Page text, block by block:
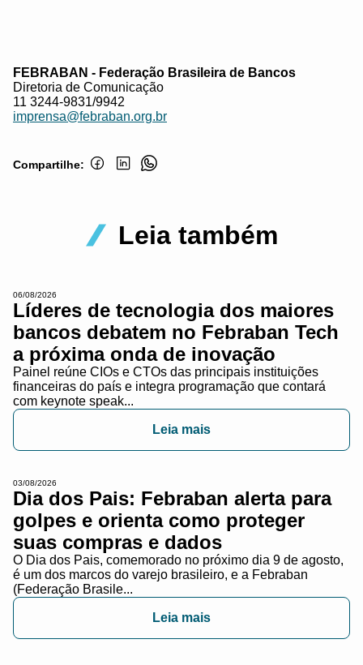
FEBRABAN - Federação Brasileira de Bancos
Diretoria de Comunicação
11 3244-9831/9942
imprensa@febraban.org.br
Compartilhe:
Leia também
06/08/2026
Líderes de tecnologia dos maiores
bancos debatem no Febraban Tech
a próxima onda de inovação
Painel reúne CIOs e CTOs das principais instituições
financeiras do país e integra programação que contará
com keynote speak...
Leia mais
03/08/2026
Dia dos Pais: Febraban alerta para
golpes e orienta como proteger
suas compras e dados
O Dia dos Pais, comemorado no próximo dia 9 de agosto,
é um dos marcos do varejo brasileiro, e a Febraban
(Federação Brasile...
Leia mais